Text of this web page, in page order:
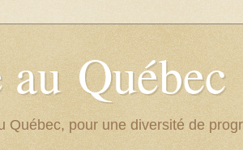
Québec
pour une diversité de